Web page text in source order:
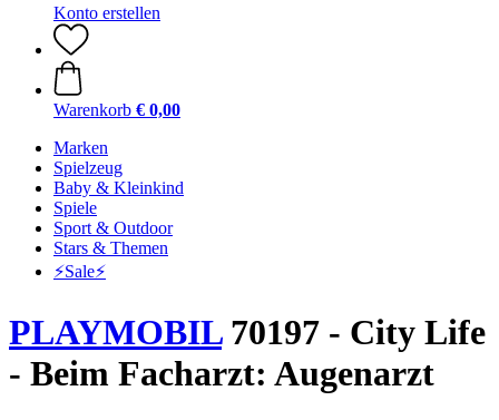
Konto erstellen
Warenkorb € 0,00
Marken
Spielzeug
Baby & Kleinkind
Spiele
Sport & Outdoor
Stars & Themen
⚡️Sale⚡️
PLAYMOBIL70197 - City Life
- Beim Facharzt: Augenarzt